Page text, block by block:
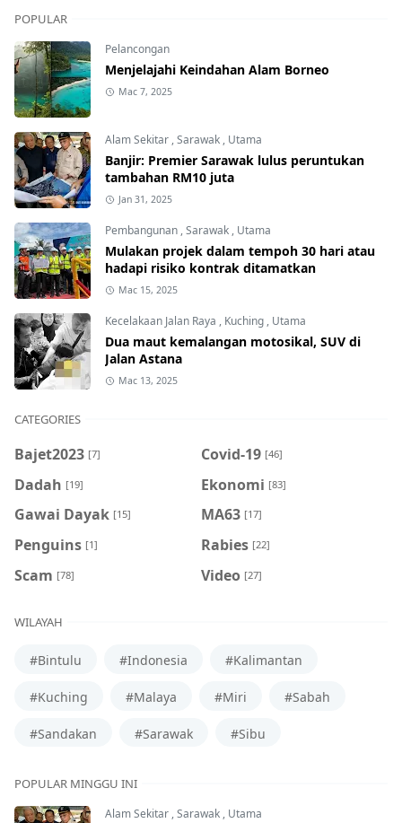
POPULAR
Pelancongan
Menjelajahi Keindahan Alam Borneo
Mac 7, 2025
Alam Sekitar ,Sarawak , Utama
Banjir: Premier Sarawak lulus peruntukan
tambahan RM10 juta
Jan 31, 2025
Pembangunan ,Sarawak , Utama
Mulakan projek dalam tempoh 30 hari atau
hadapi risiko kontrak ditamatkan
Mac 15, 2025
Kecelakaan Jalan Raya , Kuching , Utama
Dua maut kemalangan motosikal, SUV di
Jalan Astana
Mac 13, 2025
CATEGORIES
Bajet2023 [7] Covid-19 [46]
Dadah [19] Ekonomi [83]
Gawai Dayak [15] MA63 [17]
Penguins [1] Rabies [22]
Scam [78] Video [27]
WILAYAH
#Bintulu #Indonesia #Kalimantan
#Kuching #Malaya #Miri #Sabah
#Sandakan #Sarawak #Sibu
POPULAR MINGGU INI
Alam Sekitar,Sarawak, Utama